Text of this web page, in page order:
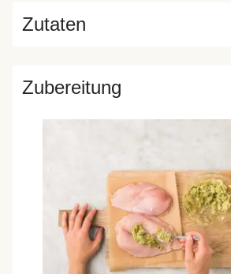
Zutaten
Zubereitung